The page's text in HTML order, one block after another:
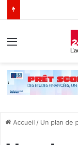
Accueil / Un plan de